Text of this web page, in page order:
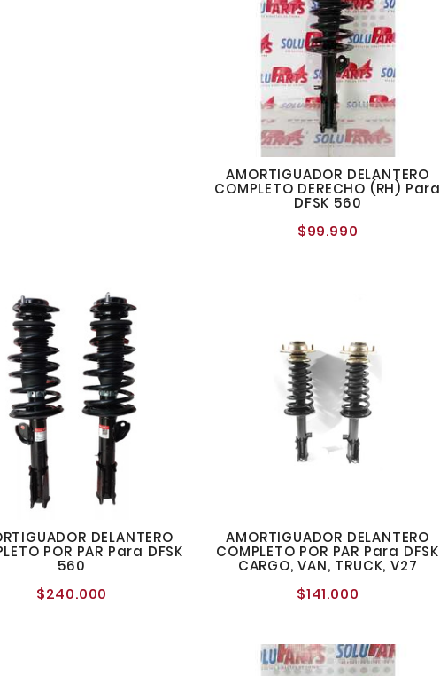
AMORTIGUADOR DELANTERO
COMPLETO DERECHO (RH) Para
DFSK 560
$99.990
DELANTERO
POR PAR Para DFSK
560
$240.000
AMORTIGUADOR DELANTERO
COMPLETO POR PAR Para DFSK
CARGO, VAN, TRUCK, V27
$141.000